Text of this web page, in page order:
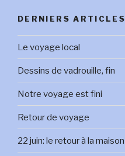
DERNIERS ARTICLES
Le voyage local
Dessins de vadrouille, fin
Notre voyage est fini
Retour de voyage
22 juin: le retour à la maison